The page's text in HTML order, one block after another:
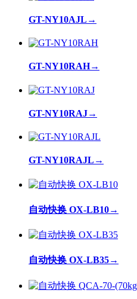
GT-NY10AJL →
GT-NY10RAH→
GT-NY10RAJ→
GT-NY10RAJL →
自动快换 OX-LB10→
自动快换 OX-LB35→